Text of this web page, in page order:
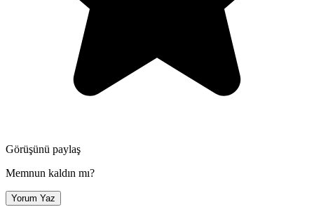
Görüşünü paylaş
Memnun kaldın mı?
Yorum Yaz